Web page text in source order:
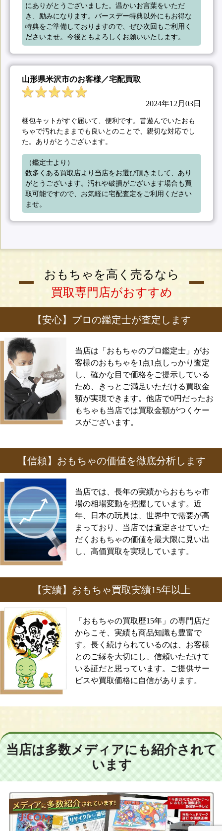
にありがとうございました。温かいお言葉をいただ
き、励みになります。バースデー特典以外にもお得な
特典をご準備しておりますので、ぜひ次回もご利用く
ださいませ。今後ともよろしくお願いいたします。
山形県米沢市のお客様／宅配買取
2024年12月03日
梱包キットがすぐ届いて、便利です。昔遊んでいたおも
ちゃで汚れたままでも良いとのことで、親切な対応でし
た。ありがとうございます。
（鑑定士より）
数多くある買取店より当店をお選び頂きまして、あり
がとうございます。汚れや破損がございます場合も買
取可能ですので、お気軽に宅配査定をご利用ください
ませ。
おもちゃを高く売るなら
買取専門店がおすすめ
【安心】プロの鑑定士が査定します
当店は「おもちゃのプロ鑑定士」がお
客様のおもちゃを1点1点しっかり査定
し、確かな目で価格をご提示している
ため、きっとご満足いただける買取金
額が実現できます。他店で0円だったお
もちゃも当店では買取金額がつくケー
スがございます。
【信頼】おもちゃの価値を徹底分析します
当店では、長年の実績からおもちゃ市
場の相場変動を把握しています。近
年、日本の玩具は、世界中で需要が高
まっており、当店では査定させていた
だくおもちゃの価値を最大限に見い出
し、高価買取を実現しています。
【実績】おもちゃ買取実績15年以上
「おもちゃの買取歴15年」の専門店だ
からこそ、実績も商品知識も豊富で
す。長く続けられているのは、お客様
とのご縁を大切にし、信頼いただけて
いる証だと思っています。ご提供サー
ビスや買取価格に自信があります。
当店は多数メディアにも紹介されて
います